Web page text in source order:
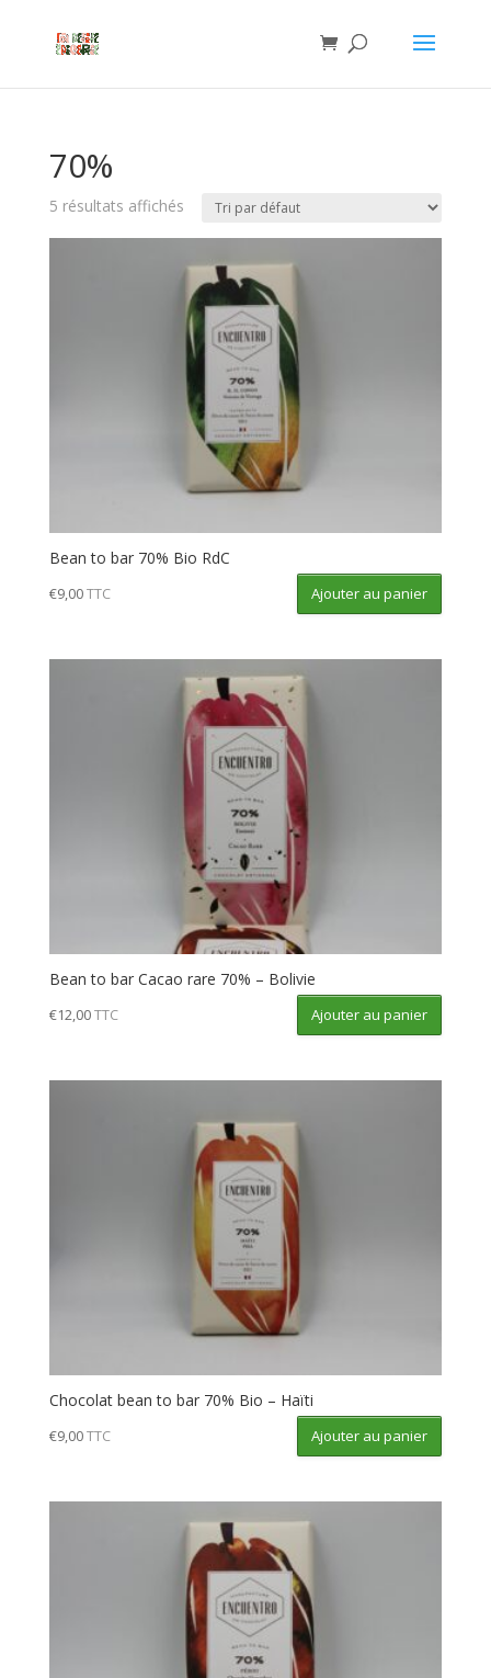
70%
5 résultats affichés
Bean to bar 70% Bio RdC
€9,00TTC Ajouter au panier
Bean to bar Cacao rare 70% – Bolivie
€12,00TTC Ajouter au panier
Chocolat bean to bar 70% Bio – Haïti
€9,00TTC Ajouter au panier